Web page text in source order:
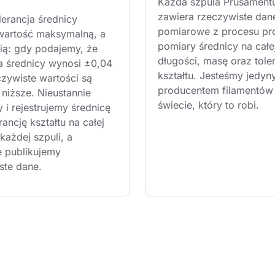
średnicy
maksymalną, a
gdy podajemy, że
średnicy wynosi ±0,04
wartości są
Nieustannie
i rejestrujemy średnicę
kształtu na całej
szpuli, a
publikujemy
dane.
zawiera rzeczywiste
pomiarowe z procesu
pomiary średnicy na
długości, masę oraz
kształtu. Jesteśmy
producentem
świecie, który to robi.